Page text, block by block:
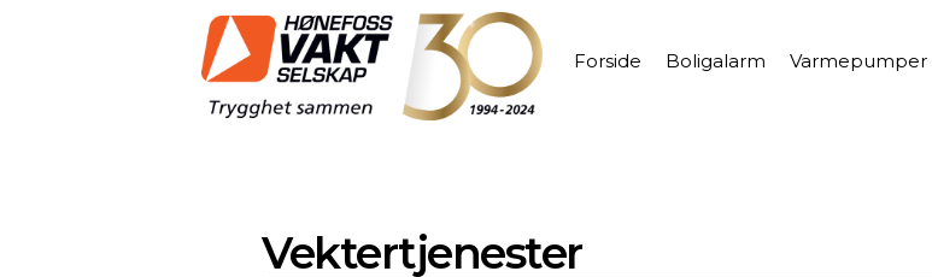
Forside Boligalarm Varmepumper
Vektertjenester